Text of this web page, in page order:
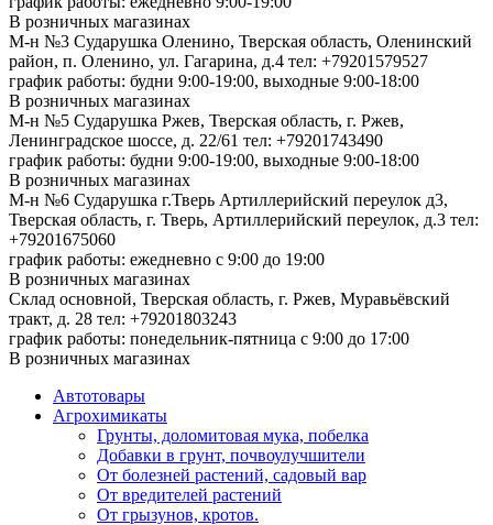
В розничных магазинах
М-н №3 Сударушка Оленино, Тверская область, Оленинский
район, п. Оленино, ул. Гагарина, д.4 тел: +79201579527
график работы: будни 9:00-19:00, выходные 9:00-18:00
В розничных магазинах
М-н №5 Сударушка Ржев, Тверская область, г. Ржев,
Ленинградское шоссе, д. 22/61 тел: +79201743490
график работы: будни 9:00-19:00, выходные 9:00-18:00
В розничных магазинах
М-н №6 Сударушка г.Тверь Артиллерийский переулок д3,
Тверская область, г. Тверь, Артиллерийский переулок, д.3 тел:
+79201675060
график работы: ежедневно с 9:00 до 19:00
В розничных магазинах
Склад основной, Тверская область, г. Ржев, Муравьёвский
тракт, д. 28 тел: +79201803243
график работы: понедельник-пятница с 9:00 до 17:00
В розничных магазинах
Автотовары
Агрохимикаты
Грунты, доломитовая мука, побелка
Добавки в грунт, почвоулучшители
От болезней растений, садовый вар
От вредителей растений
От грызунов, кротов.